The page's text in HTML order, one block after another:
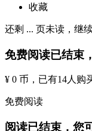
收藏
还剩 ... 页未读， 继
免费阅读已结束
¥ 0 币 ，已有14人购
免费阅读
阅读已结束，您